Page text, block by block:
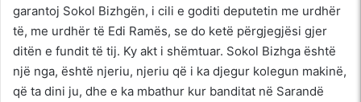
garantoj Sokol Bizhgën, i cili e goditi deputetin me urdhër
të, me urdhër të Edi Ramës, se do ketë përgjegjësi gjer
ditën e fundit të tij. Ky akt i shëmtuar. Sokol Bizhga është
një nga, është njeriu, njeriu që i ka djegur kolegun makinë,
që ta dini ju, dhe e ka mbathur kur banditat në Sarandë